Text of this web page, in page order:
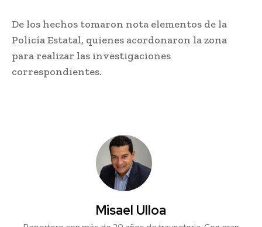
De los hechos tomaron nota elementos de la
Policía Estatal, quienes acordonaron la zona
para realizar las investigaciones
correspondientes.
Misael Ulloa